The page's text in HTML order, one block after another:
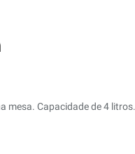
mesa. Capacidade de 4 litros.